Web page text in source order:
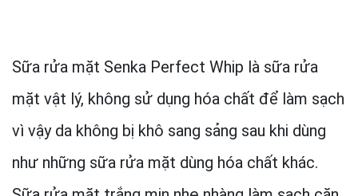
Sữa rửa mặt Senka Perfect Whip là sữa rửa
mặt vật lý, không sử dụng hóa chất để làm sạch
vì vậy da không bị khô sang sảng sau khi dùng
như những sữa rửa mặt dùng hóa chất khác.